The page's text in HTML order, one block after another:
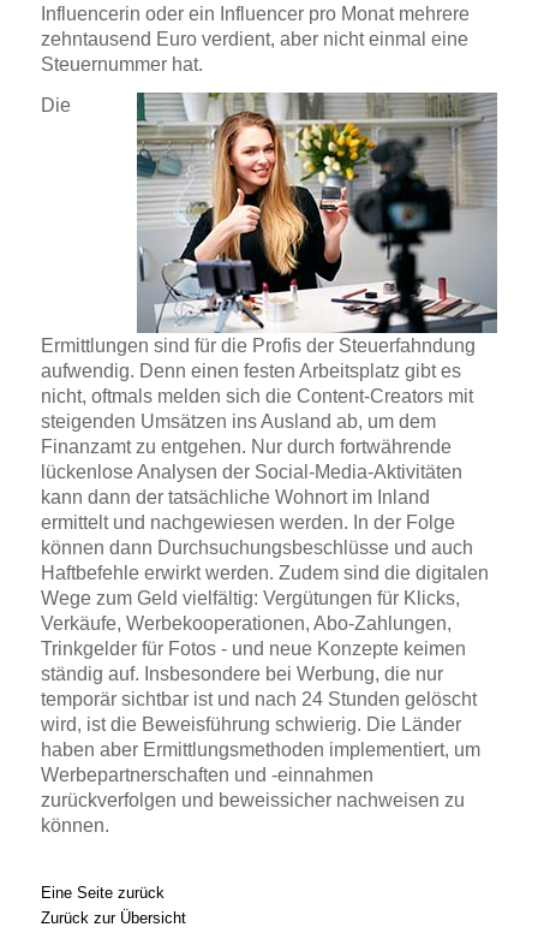
Influencerin oder ein Influencer pro Monat mehrere
zehntausend Euro verdient, aber nicht einmal eine
Steuernummer hat.
Die
Ermittlungen sind für die Profis der Steuerfahndung
aufwendig. Denn einen festen Arbeitsplatz gibt es
nicht, oftmals melden sich die Content-Creators mit
steigenden Umsätzen ins Ausland ab, um dem
Finanzamt zu entgehen. Nur durch fortwährende
lückenlose Analysen der Social-Media-Aktivitäten
kann dann der tatsächliche Wohnort im Inland
ermittelt und nachgewiesen werden. In der Folge
können dann Durchsuchungsbeschlüsse und auch
Haftbefehle erwirkt werden. Zudem sind die digitalen
Wege zum Geld vielfältig: Vergütungen für Klicks,
Verkäufe, Werbekooperationen, Abo-Zahlungen,
Trinkgelder für Fotos - und neue Konzepte keimen
ständig auf. Insbesondere bei Werbung, die nur
temporär sichtbar ist und nach 24 Stunden gelöscht
wird, ist die Beweisführung schwierig. Die Länder
haben aber Ermittlungsmethoden implementiert, um
Werbepartnerschaften und -einnahmen
zurückverfolgen und beweissicher nachweisen zu
können.
Eine Seite zurück
Zurück zur Übersicht